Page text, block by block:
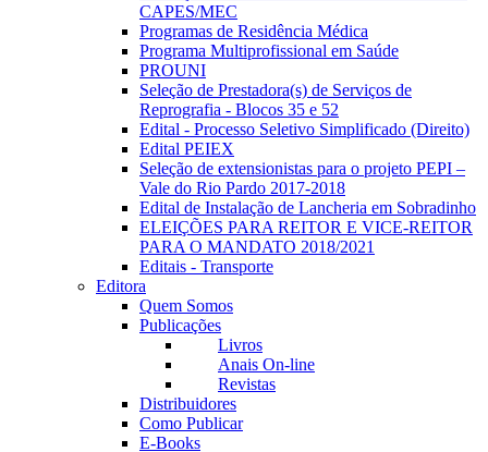
CAPES/MEC
Programas de Residência Médica
Programa Multiprofissional em Saúde
PROUNI
Seleção de Prestadora(s) de Serviços de
Reprografia - Blocos 35 e 52
Edital - Processo Seletivo Simplificado (Direito)
Edital PEIEX
Seleção de extensionistas para o projeto PEPI –
Vale do Rio Pardo 2017-2018
Edital de Instalação de Lancheria em Sobradinho
ELEIÇÕES PARA REITOR E VICE-REITOR
PARA O MANDATO 2018/2021
Editais - Transporte
Editora
Quem Somos
Publicações
Livros
Anais On-line
Revistas
Distribuidores
Como Publicar
E-Books